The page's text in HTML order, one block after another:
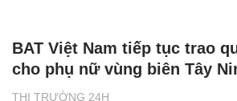
THỊ TRƯỜNG 24H
BAT Việt Nam tiếp tục trao
cho phụ nữ vùng biên Tây